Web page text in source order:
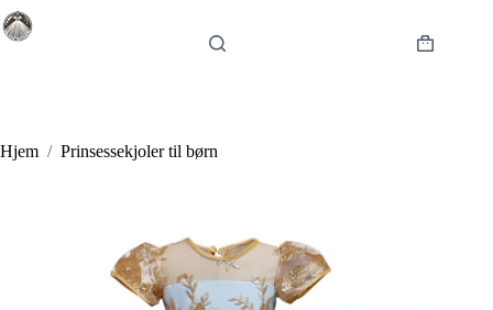
Fortsæt
til
indhold
Hjem / Prinsessekjoler til børn